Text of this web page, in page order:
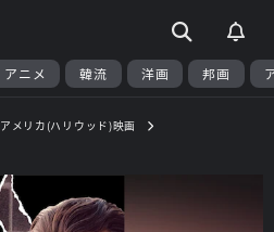
アニメ 韓流 洋画 邦画
アメリカ(ハリウッド)映画